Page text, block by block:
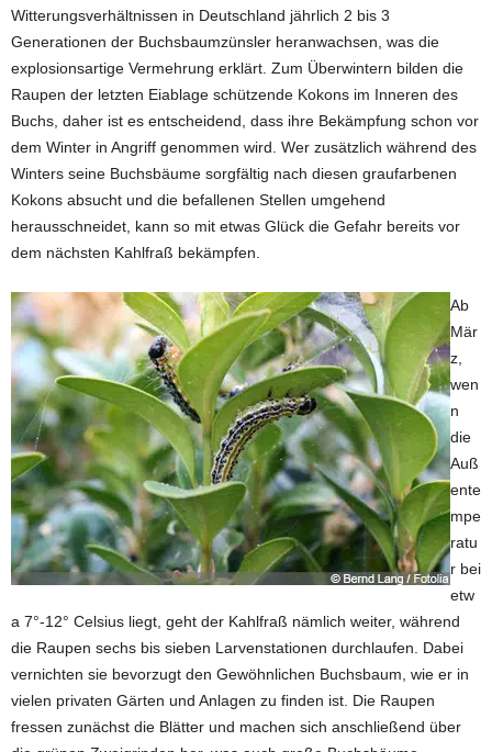
Witterungsverhältnissen in Deutschland jährlich 2 bis 3
Generationen der Buchsbaumzünsler heranwachsen, was die
explosionsartige Vermehrung erklärt. Zum Überwintern bilden die
Raupen der letzten Eiablage schützende Kokons im Inneren des
Buchs, daher ist es entscheidend, dass ihre Bekämpfung schon vor
dem Winter in Angriff genommen wird. Wer zusätzlich während des
Winters seine Buchsbäume sorgfältig nach diesen graufarbenen
Kokons absucht und die befallenen Stellen umgehend
herausschneidet, kann so mit etwas Glück die Gefahr bereits vor
dem nächsten Kahlfraß bekämpfen.
Ab
Mär
z,
wen
n
die
Auß
ente
mpe
ratu
r bei
etw
a 7°-12° Celsius liegt, geht der Kahlfraß nämlich weiter, während
die Raupen sechs bis sieben Larvenstationen durchlaufen. Dabei
vernichten sie bevorzugt den Gewöhnlichen Buchsbaum, wie er in
vielen privaten Gärten und Anlagen zu finden ist. Die Raupen
fressen zunächst die Blätter und machen sich anschließend über